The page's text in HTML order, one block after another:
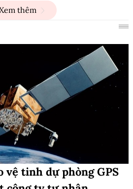
thêm
vệ tinh dự phòng GPS